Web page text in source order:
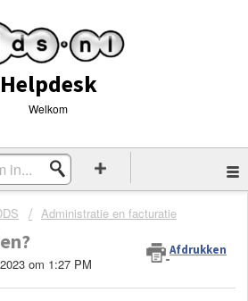
Helpdesk
Welkom
Administratie en facturatie
Afdrukken
om 1:27 PM